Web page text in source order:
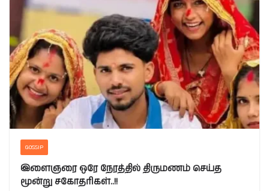
GOSSIP
இளைஞரை ஒரே நேரத்தில் திருமணம் செய்த
மூன்று சகோதரிகள்..!!